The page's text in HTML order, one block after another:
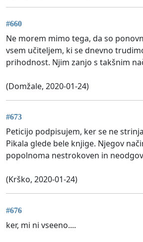
#660
Ne morem mimo tega, da so
vsem učiteljem, ki se dnevno
prihodnost. Njim zanjo s takšnim
(Domžale, 2020-01-24)
#673
Peticijo podpisujem, ker se ne
Pikala glede bele knjige. Njegov
popolnoma nestrokoven in
(Krško, 2020-01-24)
#676
ker, mi ni vseeno....